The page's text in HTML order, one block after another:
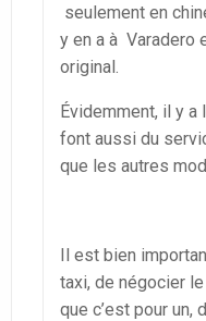
seulement en
y en a à Varadero
original.
Évidemment, il y
font aussi du
que les autres
Il est bien
taxi, de négocier le
que c’est pour un,